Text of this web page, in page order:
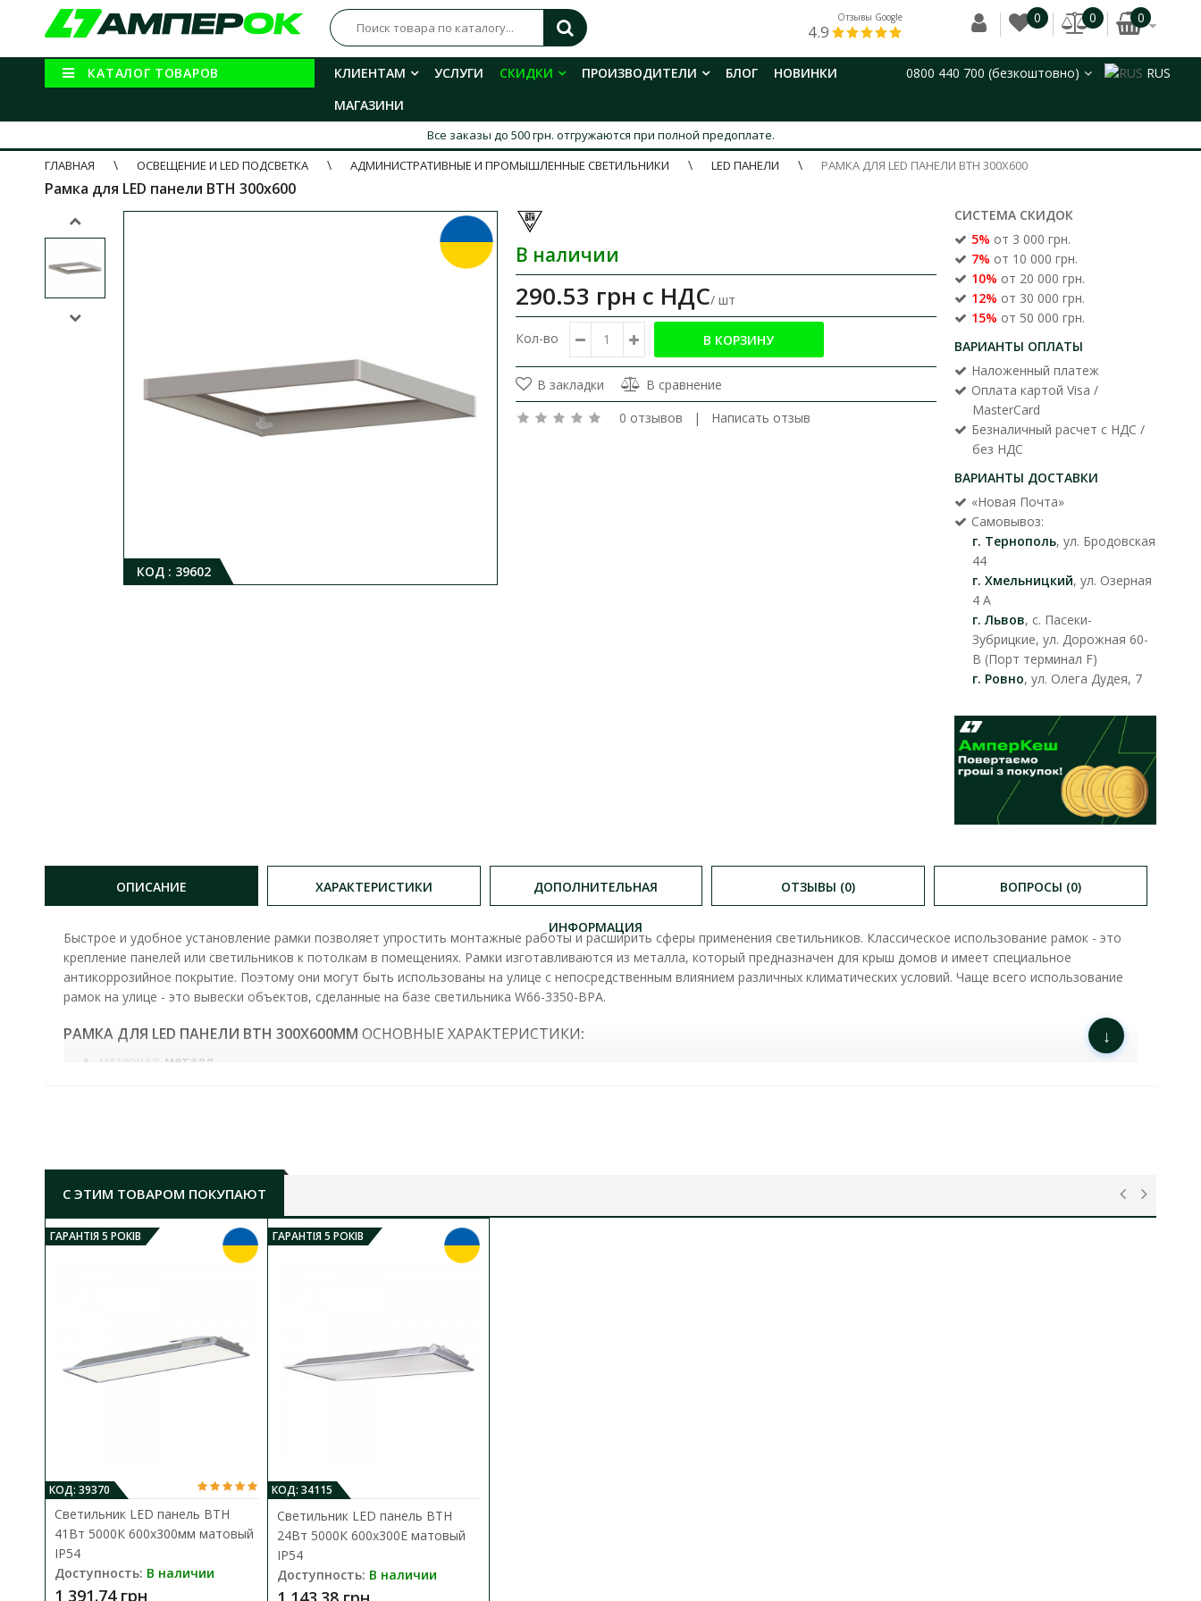
Отзывы Google
4.9
0 0 0
КАТАЛОГ ТОВАРОВ КЛИЕНТАМ УСЛУГИ СКИДКИ ПРОИЗВОДИТЕЛИ БЛОГ
НОВИНКИ
МАГАЗИНИ
0800 440 700 (безкоштовно) RUS
Все заказы до 500 грн. отгружаются при полной предоплате.
ГЛАВНАЯ
ОСВЕЩЕНИЕ И LED ПОДСВЕТКА АДМИНИСТРАТИВНЫЕ И ПРОМЫШЛЕННЫЕ СВЕТИЛЬНИКИ LED ПАНЕЛИ РАМКА ДЛЯ LED ПАНЕЛИ ВТН 300X600
Рамка для LED панели ВТН 300x600
КОД : 39602
В наличии
290.53 грн с НДС/ шт
Кол-во
В закладки
В сравнение
0 отзывов | Написать отзыв
СИСТЕМА СКИДОК
5% от 3 000 грн.
7% от 10 000 грн.
10% от 20 000 грн.
12% от 30 000 грн.
15% от 50 000 грн.
ВАРИАНТЫ ОПЛАТЫ
Наложенный платеж
Оплата картой Visa /
MasterCard
Безналичный расчет с НДС /
без НДС
ВАРИАНТЫ ДОСТАВКИ
«Новая Почта»
Самовывоз:
г. Тернополь, ул. Бродовская
44
г. Хмельницкий, ул. Озерная
4 А
г. Львов, с. Пасеки-
Зубрицкие, ул. Дорожная 60-
В (Порт терминал F)
г. Ровно, ул. Олега Дудея, 7
ОПИСАНИЕ ХАРАКТЕРИСТИКИ ДОПОЛНИТЕЛЬНАЯ
ИНФОРМАЦИЯ
ОТЗЫВЫ (0) ВОПРОСЫ (0)
Быстрое и удобное установление рамки позволяет упростить монтажные работы и расширить сферы применения светильников. Классическое использование рамок - это
крепление панелей или светильников к потолкам в помещениях. Рамки изготавливаются из металла, который предназначен для крыш домов и имеет специальное
антикоррозийное покрытие. Поэтому они могут быть использованы на улице с непосредственным влиянием различных климатических условий. Чаще всего использование
рамок на улице - это вывески объектов, сделанные на базе светильника W66-3350-BPA.
РАМКА ДЛЯ LED ПАНЕЛИ ВТН 300X600ММ ОСНОВНЫЕ ХАРАКТЕРИСТИКИ:
материал: металл
↓
С ЭТИМ ТОВАРОМ ПОКУПАЮТ
ГАРАНТІЯ 5 РОКІВ
КОД: 39370
Светильник LED панель ВТН
41Вт 5000К 600х300мм матовый
IP54
Доступность: В наличии
1 391.74 грн
ГАРАНТІЯ 5 РОКІВ
КОД: 34115
Светильник LED панель ВТН
24Вт 5000К 600х300E матовый
IP54
Доступность: В наличии